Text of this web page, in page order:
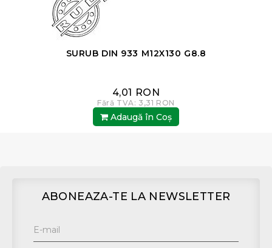
SURUB DIN 933 M12X130 G8.8
4,01 RON
Fără TVA: 3,31 RON
Adaugă în Coş
ABONEAZA-TE LA NEWSLETTER